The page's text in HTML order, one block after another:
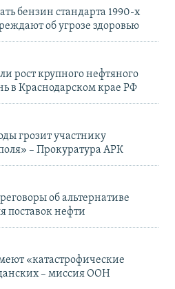
бензин стандарта 1990-х
об угрозе здоровью
рост крупного нефтяного
в Краснодарском крае РФ
грозит участнику
– Прокуратура АРК
об альтернативе
поставок нефти
«катастрофические
– миссия ООН